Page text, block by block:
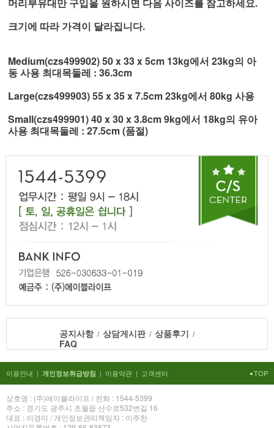
크기에 따라 가격이 달라집니다.
Medium(czs499902) 50 x 33 x 5cm 13kg에서 23kg의 아
동 사용 최대목둘레 : 36.3cm
Large(czs499903) 55 x 35 x 7.5cm 23kg에서 80kg 사용
Small(czs499901) 40 x 30 x 3.8cm 9kg에서 18kg의 유아
사용 최대목둘레 : 27.5cm (품절)
공지사항/ 상담게시판/ 상품후기 /
FAQ
이용안내 | 개인정보취급방침 | 이용약관 | 고객센터 TOP
상호명 : (주)에이블라이프 / 전화 : 1544-5399
주소 : 경기도 광주시 초월읍 산수로532번길 16
대표 : 이경미 / 개인정보관리책임자 : 이주한